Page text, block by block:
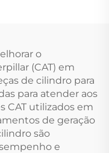
o
(CAT) em
de cilindro para
para atender aos
CAT utilizados em
de geração
são
e